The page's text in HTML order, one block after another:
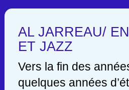
AL JARREAU/
ET JAZZ
Vers la fin des
quelques années